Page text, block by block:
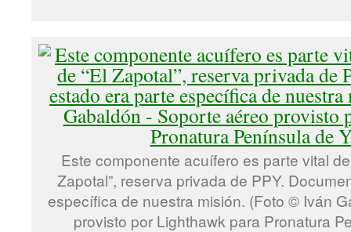
Este componente acuífero es parte vital
Zapotal”, reserva privada de PPY.
específica de nuestra misión. (Foto © Iván
provisto por Lighthawk para Pronatura